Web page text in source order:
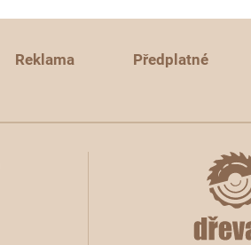
Reklama Předplatné